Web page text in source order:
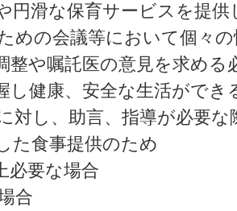
円滑な保育サービスを提
めの会議等において個々
整や嘱託医の意見を求める
し健康、安全な生活ができ
対し、助言、指導が必要な
た食事提供のため
必要な場合
合